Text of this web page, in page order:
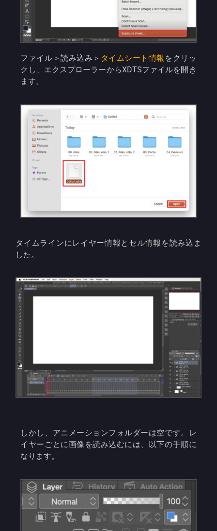
ファイル＞読み込み＞ タイムシート情報 をクリッ
クし、エクスプローラーからXDTSファイルを開き
ます。
タイムラインにレイヤー情報とセル情報を読み込ま
した。
しかし、アニメーションフォルダーは空です。レ
イヤーごとに画像を読み込むには、以下の手順に
なります。